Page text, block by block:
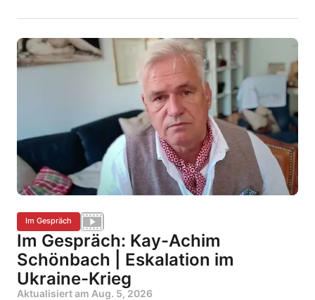
Im Gespräch
Im Gespräch: Kay-Achim
Schönbach | Eskalation im
Ukraine-Krieg
Aktualisiert am Aug. 5, 2026